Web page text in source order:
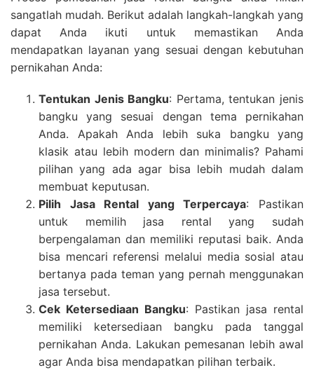
sangatlah mudah. Berikut adalah langkah-langkah yang
dapat Anda ikuti untuk memastikan Anda
mendapatkan layanan yang sesuai dengan kebutuhan
pernikahan Anda:
Tentukan Jenis Bangku: Pertama, tentukan jenis
bangku yang sesuai dengan tema pernikahan
Anda. Apakah Anda lebih suka bangku yang
klasik atau lebih modern dan minimalis? Pahami
pilihan yang ada agar bisa lebih mudah dalam
membuat keputusan.
Pilih Jasa Rental yang Terpercaya: Pastikan
untuk memilih jasa rental yang sudah
berpengalaman dan memiliki reputasi baik. Anda
bisa mencari referensi melalui media sosial atau
bertanya pada teman yang pernah menggunakan
jasa tersebut.
Cek Ketersediaan Bangku: Pastikan jasa rental
memiliki ketersediaan bangku pada tanggal
pernikahan Anda. Lakukan pemesanan lebih awal
agar Anda bisa mendapatkan pilihan terbaik.